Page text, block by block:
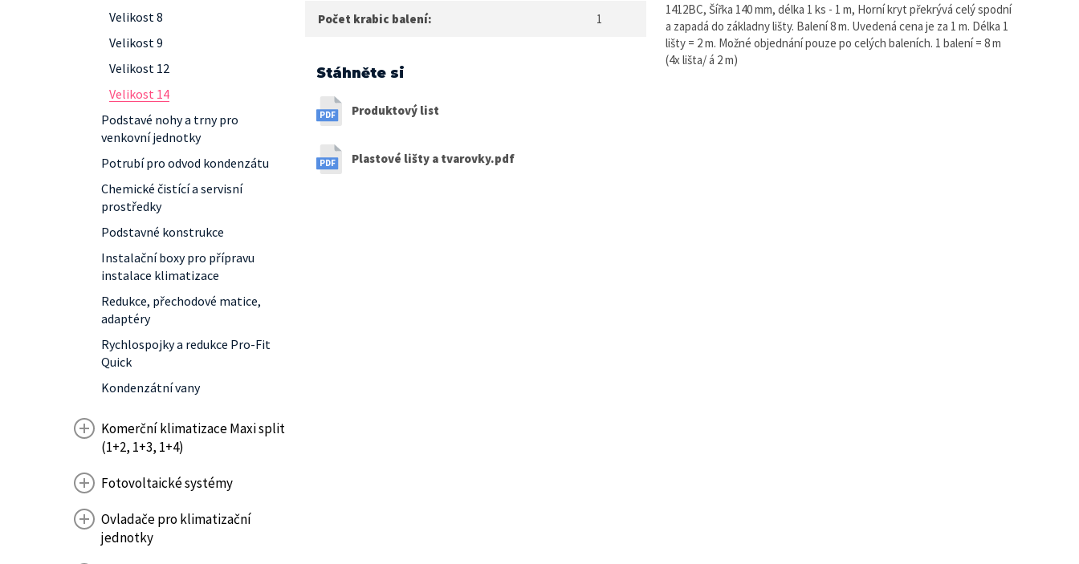
Velikost 8
Velikost 9
Velikost 12
Velikost 14
Podstavé nohy a trny pro
venkovní jednotky
Potrubí pro odvod kondenzátu
Chemické čistící a servisní
prostředky
Podstavné konstrukce
Instalační boxy pro přípravu
instalace klimatizace
Redukce, přechodové matice,
adaptéry
Rychlospojky a redukce Pro-Fit
Quick
Kondenzátní vany
Komerční klimatizace Maxi split
(1+2, 1+3, 1+4)
Fotovoltaické systémy
Ovladače pro klimatizační
jednotky
Počet krabic balení: 1
1412BC, Šířka 140 mm, délka 1 ks - 1 m, Horní kryt překrývá celý spodní
a zapadá do základny lišty. Balení 8 m. Uvedená cena je za 1 m. Délka 1
lišty = 2 m. Možné objednání pouze po celých baleních. 1 balení = 8 m
(4x lišta/ á 2 m)
Stáhněte si
Produktový list
Plastové lišty a tvarovky.pdf